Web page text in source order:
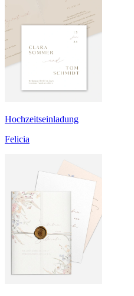
Hochzeitseinladung
Felicia